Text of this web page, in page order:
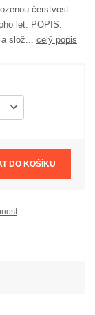
čerstvost
let. POPIS:
slož... celý popis
DO KOŠÍKU